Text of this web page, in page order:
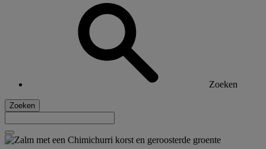
Zoeken
Zoeken